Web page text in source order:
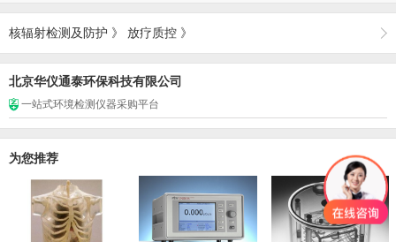
核辐射检测及防护 》 放疗质控 》
北京华仪通泰环保科技有限公司
一站式环境检测仪器采购平台
为您推荐